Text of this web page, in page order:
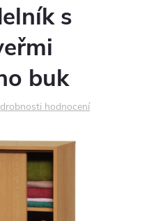
s
buk
hodnocení